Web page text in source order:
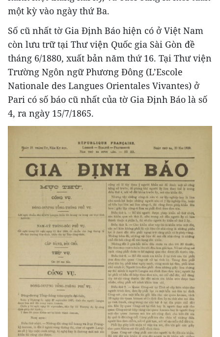
một kỳ vào ngày thứ Ba.
Số cũ nhất tờ Gia Định Báo hiện có ở Việt Nam
còn lưu trữ tại Thư viện Quốc gia Sài Gòn đề
tháng 6/1880, xuất bản năm thứ 16. Tại Thư viện
Trường Ngôn ngữ Phương Đông (L’Escole
Nationale des Langues Orientales Vivantes) ở
Pari có số báo cũ nhất của tờ Gia Định Báo là số
4, ra ngày 15/7/1865.